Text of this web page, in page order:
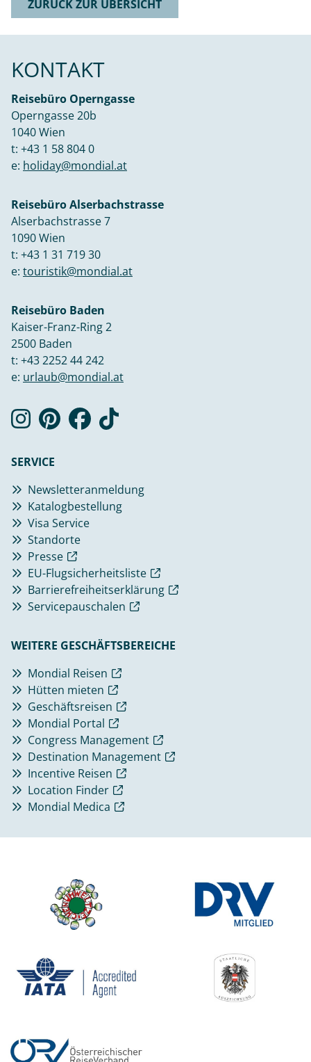
ZURÜCK ZUR ÜBERSICHT
KONTAKT
Reisebüro Operngasse
Operngasse 20b
1040 Wien
t: +43 1 58 804 0
e: holiday@mondial.at
Reisebüro Alserbachstrasse
Alserbachstrasse 7
1090 Wien
t: +43 1 31 719 30
e: touristik@mondial.at
Reisebüro Baden
Kaiser-Franz-Ring 2
2500 Baden
t: +43 2252 44 242
e: urlaub@mondial.at
SERVICE
Newsletteranmeldung
Katalogbestellung
Visa Service
Standorte
Presse
EU-Flugsicherheitsliste
Barrierefreiheitserklärung
Servicepauschalen
WEITERE GESCHÄFTSBEREICHE
Mondial Reisen
Hütten mieten
Geschäftsreisen
Mondial Portal
Congress Management
Destination Management
Incentive Reisen
Location Finder
Mondial Medica